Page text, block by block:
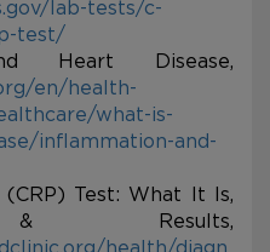
lab-tests/c-
test/
Heart Disease,
en/health-
what-is-
inflammation-and-
(CRP) Test: What It Is,
& Results,